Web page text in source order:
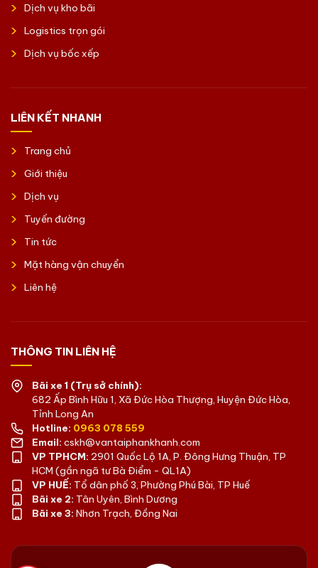
Dịch vụ kho bãi
Logistics trọn gói
Dịch vụ bốc xếp
LIÊN KẾT NHANH
Trang chủ
Giới thiệu
Dịch vụ
Tuyến đường
Tin tức
Mặt hàng vận chuyển
Liên hệ
THÔNG TIN LIÊN HỆ
Bãi xe 1 (Trụ sở chính):
682 Ấp Bình Hữu 1, Xã Đức Hòa Thượng, Huyện Đức Hòa,
Tỉnh Long An
Hotline: 0963 078 559
Email: cskh@vantaiphankhanh.com
VP TPHCM: 2901 Quốc Lộ 1A, P. Đông Hưng Thuận, TP
HCM (gần ngã tư Bà Điểm - QL1A)
VP HUẾ: Tổ dân phố 3, Phường Phú Bài, TP Huế
Bãi xe 2: Tân Uyên, Bình Dương
Bãi xe 3: Nhơn Trạch, Đồng Nai